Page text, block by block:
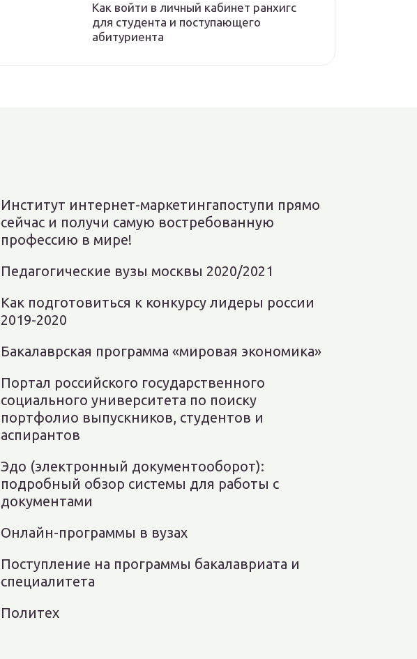
Как войти в личный кабинет ранхигс
для студента и поступающего
абитуриента
Институт интернет-маркетингапоступи прямо
сейчас и получи самую востребованную
профессию в мире!
Педагогические вузы москвы 2020/2021
Как подготовиться к конкурсу лидеры россии
2019-2020
Бакалаврская программа «мировая экономика»
Портал российского государственного
социального университета по поиску
портфолио выпускников, студентов и
аспирантов
Эдо (электронный документооборот):
подробный обзор системы для работы с
документами
Онлайн-программы в вузах
Поступление на программы бакалавриата и
специалитета
Политех